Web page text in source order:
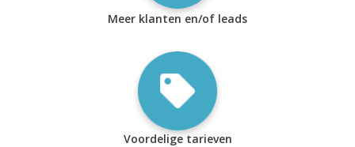
Meer klanten en/of leads
Voordelige tarieven